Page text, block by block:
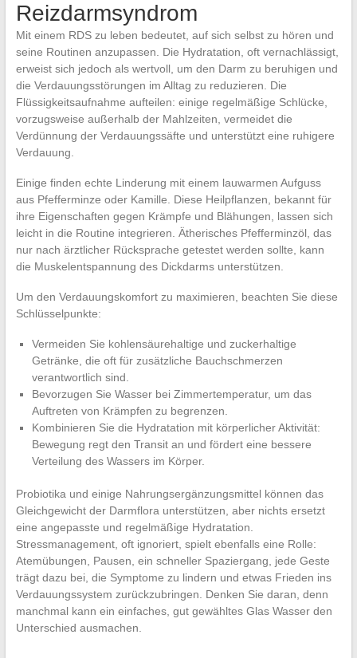
Reizdarmsyndrom
Mit einem RDS zu leben bedeutet, auf sich selbst zu hören und
seine Routinen anzupassen. Die Hydratation, oft vernachlässigt,
erweist sich jedoch als wertvoll, um den Darm zu beruhigen und
die Verdauungsstörungen im Alltag zu reduzieren. Die
Flüssigkeitsaufnahme aufteilen: einige regelmäßige Schlücke,
vorzugsweise außerhalb der Mahlzeiten, vermeidet die
Verdünnung der Verdauungssäfte und unterstützt eine ruhigere
Verdauung.
Einige finden echte Linderung mit einem lauwarmen Aufguss
aus Pfefferminze oder Kamille. Diese Heilpflanzen, bekannt für
ihre Eigenschaften gegen Krämpfe und Blähungen, lassen sich
leicht in die Routine integrieren. Ätherisches Pfefferminzöl, das
nur nach ärztlicher Rücksprache getestet werden sollte, kann
die Muskelentspannung des Dickdarms unterstützen.
Um den Verdauungskomfort zu maximieren, beachten Sie diese
Schlüsselpunkte:
Vermeiden Sie kohlensäurehaltige und zuckerhaltige
Getränke, die oft für zusätzliche Bauchschmerzen
verantwortlich sind.
Bevorzugen Sie Wasser bei Zimmertemperatur, um das
Auftreten von Krämpfen zu begrenzen.
Kombinieren Sie die Hydratation mit körperlicher Aktivität:
Bewegung regt den Transit an und fördert eine bessere
Verteilung des Wassers im Körper.
Probiotika und einige Nahrungsergänzungsmittel können das
Gleichgewicht der Darmflora unterstützen, aber nichts ersetzt
eine angepasste und regelmäßige Hydratation.
Stressmanagement, oft ignoriert, spielt ebenfalls eine Rolle:
Atemübungen, Pausen, ein schneller Spaziergang, jede Geste
trägt dazu bei, die Symptome zu lindern und etwas Frieden ins
Verdauungssystem zurückzubringen. Denken Sie daran, denn
manchmal kann ein einfaches, gut gewähltes Glas Wasser den
Unterschied ausmachen.